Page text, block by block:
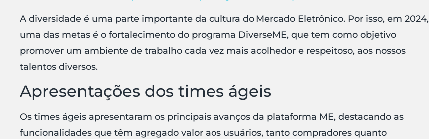
A diversidade é uma parte importante da cultura do Mercado Eletrônico. Por isso, em 2024,
uma das metas é o fortalecimento do programa DiverseME, que tem como objetivo
promover um ambiente de trabalho cada vez mais acolhedor e respeitoso, aos nossos
talentos diversos.
Apresentações dos times ágeis
Os times ágeis apresentaram os principais avanços da plataforma ME, destacando as
funcionalidades que têm agregado valor aos usuários, tanto compradores quanto